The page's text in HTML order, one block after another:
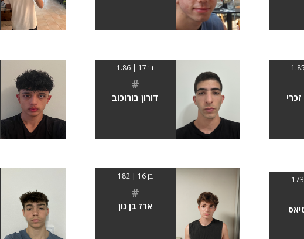
בן 17 | 1.86
#
דורון בורוכוב
בן 16 | 182
#
ארז בן נון